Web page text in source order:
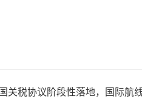
税协议阶段性落地，国际